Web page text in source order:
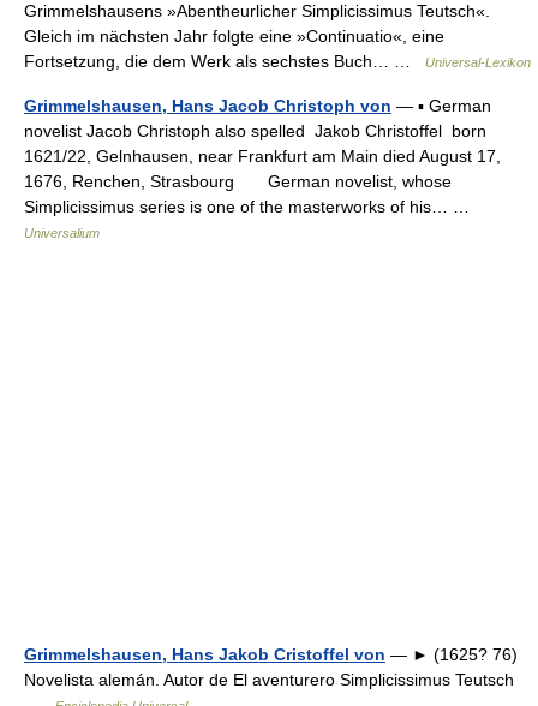
Grimmelshausens »Abentheurlicher Simplicissimus Teutsch«.
Gleich im nächsten Jahr folgte eine »Continuatio«, eine
Fortsetzung, die dem Werk als sechstes Buch… …
Universal-Lexikon
Grimmelshausen, Hans Jacob Christoph von — ▪ German
novelist Jacob Christoph also spelled Jakob Christoffel born
1621/22, Gelnhausen, near Frankfurt am Main died August 17,
1676, Renchen, Strasbourg German novelist, whose
Simplicissimus series is one of the masterworks of his… …
Universalium
Grimmelshausen, Hans Jakob Cristoffel von — ► (1625? 76)
Novelista alemán. Autor de El aventurero Simplicissimus Teutsch